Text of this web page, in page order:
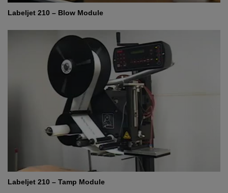
Labeljet 210 – Blow Module
Labeljet 210 – Tamp Module